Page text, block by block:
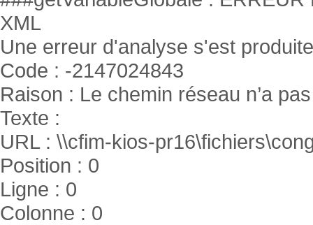
XML
Une erreur d'analyse s'est
Code : -2147024843
Raison : Le chemin réseau n’a
Texte :
URL : \\cfim-kios-
Position : 0
Ligne : 0
Colonne : 0